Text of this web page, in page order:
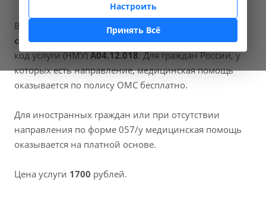
В наших клиниках мы проводим
сканирование транскраниальное артерий и вен
код услуги (НМУ)A04.12.018. Для граждан России, у
которых есть направление, медицинская помощь
оказывается по полису ОМС бесплатно.
Для иностранных граждан или при отсутствии
направления по форме 057/у медицинская помощь
оказывается на платной основе.
Цена услуги 1700 рублей.
Настроить
Принять Всё